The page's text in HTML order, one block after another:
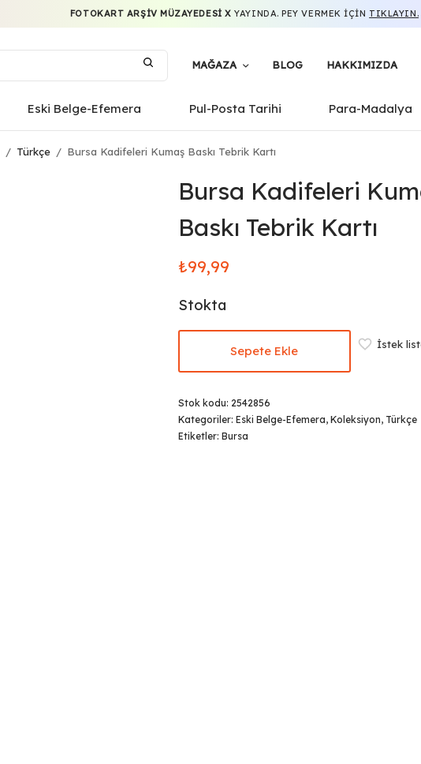
FOTOKART ARŞIV MÜZAYEDESI X YAYINDA. PEY VERMEK IÇIN TIKLAYIN.
MAĞAZA BLOG HAKKIMIZDA
Eski Belge-Efemera Pul-Posta Tarihi Para-Madalya
/ Türkçe / Bursa Kadifeleri Kumaş Baskı Tebrik Kartı
Bursa Kadifeleri
Baskı Tebrik Kartı
₺99,99
Stokta
Sepete Ekle İstek
Stok kodu: 2542856
Kategoriler: Eski Belge-Efemera, Koleksiyon, Türkçe
Etiketler: Bursa